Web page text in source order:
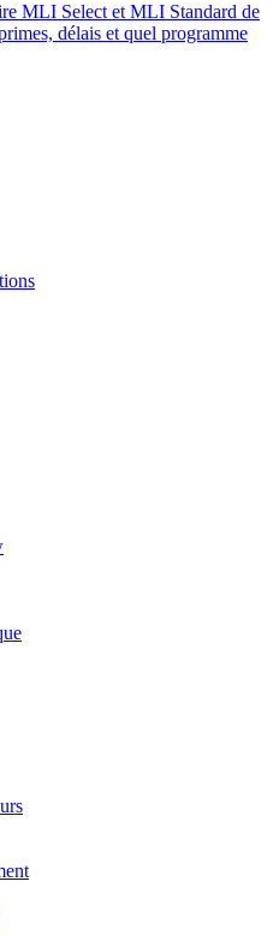
MLI Select et MLI Standard de
délais et quel programme